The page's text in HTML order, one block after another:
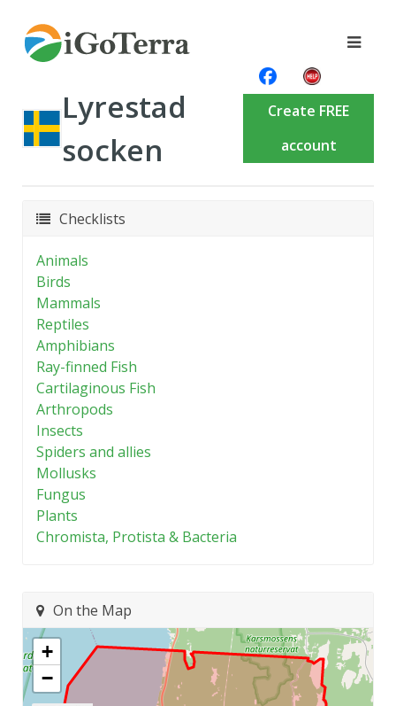
Lyrestad
socken
Create FREE
account
Checklists
Animals
Birds
Mammals
Reptiles
Amphibians
Ray-finned Fish
Cartilaginous Fish
Arthropods
Insects
Spiders and allies
Mollusks
Fungus
Plants
Chromista, Protista & Bacteria
On the Map
+
−